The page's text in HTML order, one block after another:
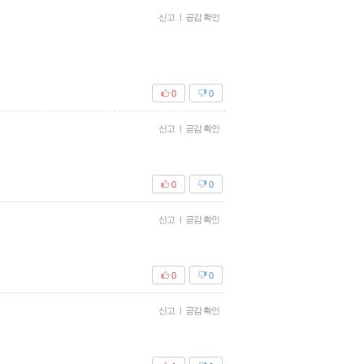
신고 | 공감 확인
0
0
신고 | 공감 확인
0
0
신고 | 공감 확인
0
0
신고 | 공감 확인